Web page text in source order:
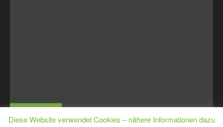
MJugE
Diese Website verwendet Cookies – nähere Informationen dazu